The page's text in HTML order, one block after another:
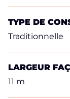
TYPE DE
Traditionnelle
LARGEUR
11 m